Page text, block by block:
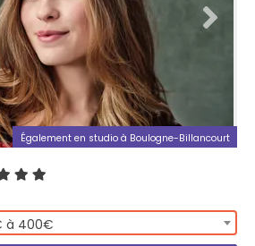
Également en studio à Boulogne-Billancourt
à 400€